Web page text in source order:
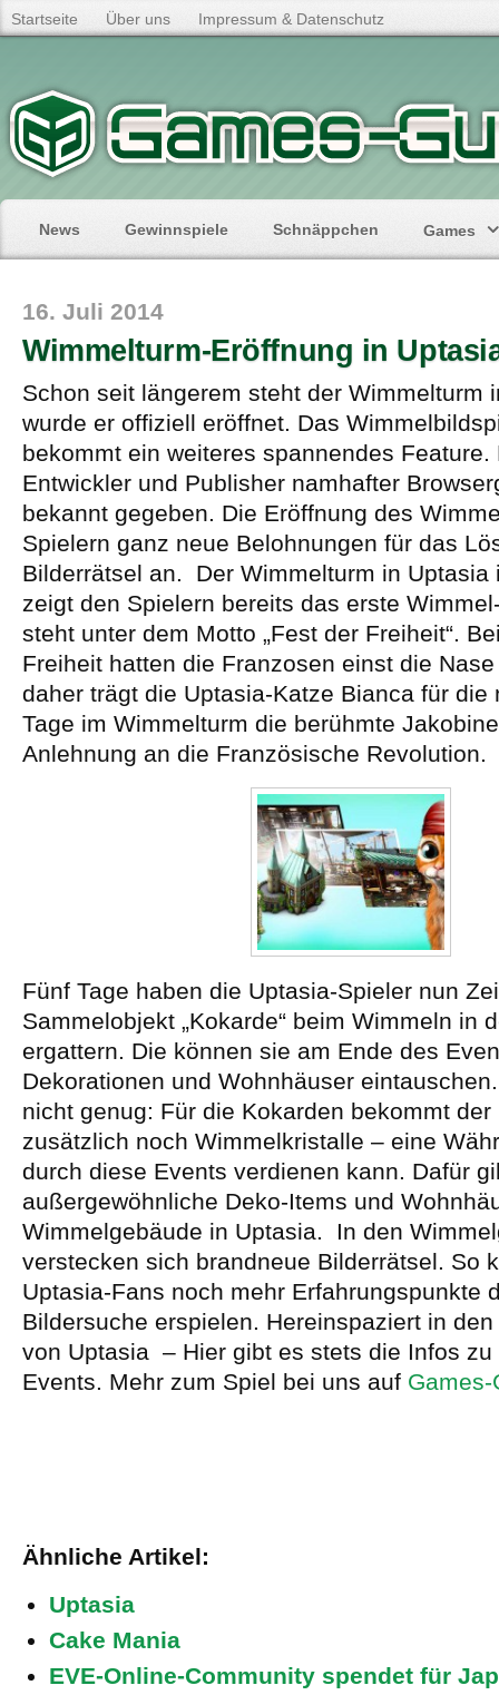
Startseite Über uns Impressum & Datenschutz
News Gewinnspiele Schnäppchen Games
16. Juli 2014
Wimmelturm-Eröffnung in
Schon seit längerem steht der Wimmelturm
wurde er offiziell eröffnet. Das
bekommt ein weiteres spannendes Feature.
Entwickler und Publisher namhafter
bekannt gegeben. Die Eröffnung des
Spielern ganz neue Belohnungen für das
Bilderrätsel an. Der Wimmelturm in Uptasia
zeigt den Spielern bereits das erste
steht unter dem Motto „Fest der Freiheit“.
Freiheit hatten die Franzosen einst die
daher trägt die Uptasia-Katze Bianca für die
Tage im Wimmelturm die berühmte
Anlehnung an die Französische Revolution.
Fünf Tage haben die Uptasia-Spieler nun
Sammelobjekt „Kokarde“ beim Wimmeln in
ergattern. Die können sie am Ende des
Dekorationen und Wohnhäuser
nicht genug: Für die Kokarden bekommt der
zusätzlich noch Wimmelkristalle – eine
durch diese Events verdienen kann. Dafür
außergewöhnliche Deko-Items und
Wimmelgebäude in Uptasia. In den
verstecken sich brandneue Bilderrätsel. So
Uptasia-Fans noch mehr Erfahrungspunkte
Bildersuche erspielen. Hereinspaziert in
von Uptasia – Hier gibt es stets die Infos zu
Events. Mehr zum Spiel bei uns auf Games-
Ähnliche Artikel:
Uptasia
Cake Mania
EVE-Online-Community spendet für